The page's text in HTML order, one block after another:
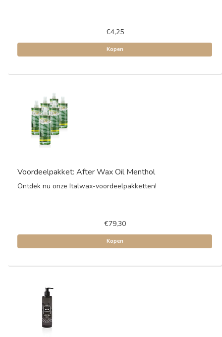
€4,25
Kopen
Voordeelpakket: After Wax Oil Menthol
Ontdek nu onze Italwax-voordeelpakketten!
€79,30
Kopen